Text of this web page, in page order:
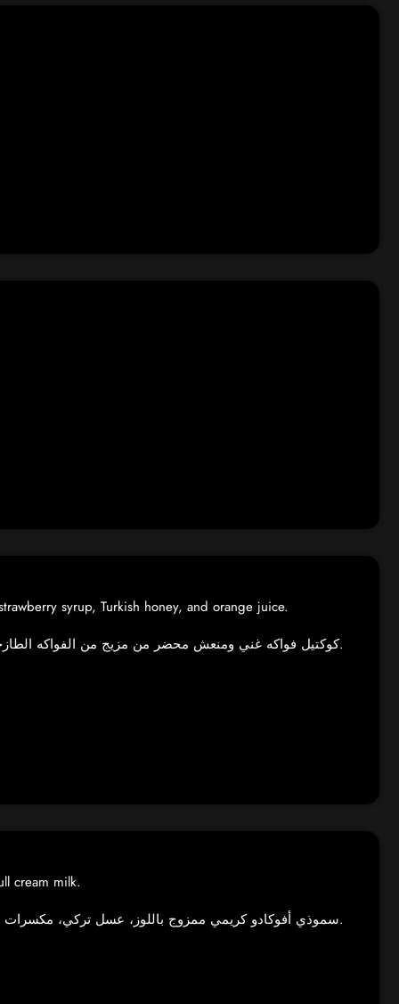
syrup, Turkish honey, and orange juice.
كوكتيل فواكه غني ومنعش محضر من مزيج من الفواكه الطازجة، المكسرات، آيس كريم الفانيلا، شراب الفراولة، وعسل تركي.
cream milk.
سموذي أفوكادو كريمي ممزوج باللوز، عسل تركي، مكسرات مشكلة، سكر، وحليب كامل الدسم.